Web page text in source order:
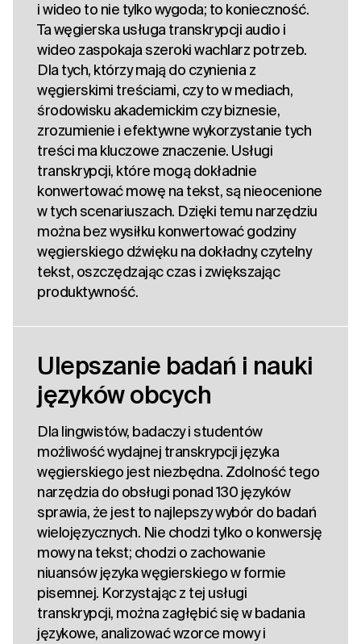
i wideo to nie tylko wygoda; to konieczność.
Ta węgierska usługa transkrypcji audio i
wideo zaspokaja szeroki wachlarz potrzeb.
Dla tych, którzy mają do czynienia z
węgierskimi treściami, czy to w mediach,
środowisku akademickim czy biznesie,
zrozumienie i efektywne wykorzystanie tych
treści ma kluczowe znaczenie. Usługi
transkrypcji, które mogą dokładnie
konwertować mowę na tekst, są nieocenione
w tych scenariuszach. Dzięki temu narzędziu
można bez wysiłku konwertować godziny
węgierskiego dźwięku na dokładny, czytelny
tekst, oszczędzając czas i zwiększając
produktywność.
Ulepszanie badań i nauki
języków obcych
Dla lingwistów, badaczy i studentów
możliwość wydajnej transkrypcji języka
węgierskiego jest niezbędna. Zdolność tego
narzędzia do obsługi ponad 130 języków
sprawia, że jest to najlepszy wybór do badań
wielojęzycznych. Nie chodzi tylko o konwersję
mowy na tekst; chodzi o zachowanie
niuansów języka węgierskiego w formie
pisemnej. Korzystając z tej usługi
transkrypcji, można zagłębić się w badania
językowe, analizować wzorce mowy i